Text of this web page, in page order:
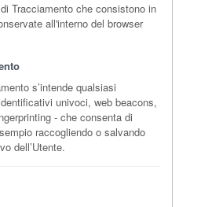
Tracciamento che consistono in
all'interno del browser
s’intende qualsiasi
univoci, web beacons,
- che consenta di
raccogliendo o salvando
dell’Utente.